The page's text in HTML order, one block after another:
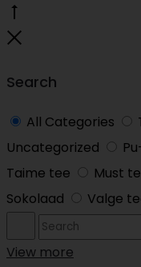
Search
All Categories
Uncategorized
Taime tee
Must
Sokolaad
Valge
Search
View more